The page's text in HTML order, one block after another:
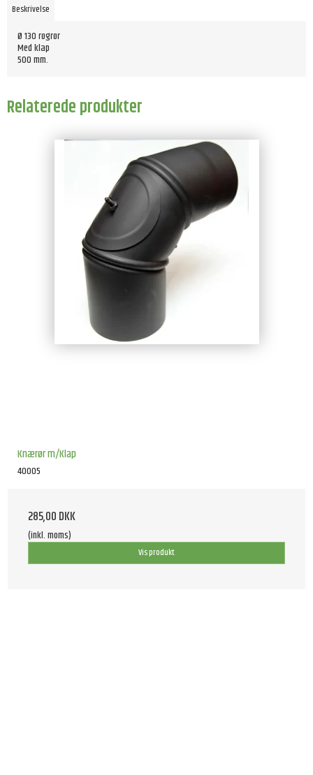
Beskrivelse
Ø 130 røgrør
Med klap
500 mm.
Relaterede produkter
Knærør m/Klap
40005
285,00 DKK
(inkl. moms)
Vis produkt